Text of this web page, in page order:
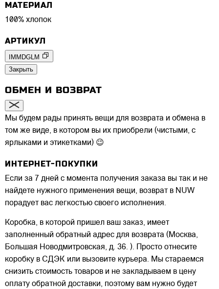
МАТЕРИАЛ
100% хлопок
АРТИКУЛ
IMMDGLM
Закрыть
ОБМЕН И ВОЗВРАТ
Мы будем рады принять вещи для возврата и обмена в
том же виде, в котором вы их приобрели (чистыми, с
ярлыками и этикетками) 😉
ИНТЕРНЕТ-ПОКУПКИ
Если за 7 дней с момента получения заказа вы так и не
найдете нужного применения вещи, возврат в NUW
порадует вас легкостью своего исполнения.
Коробка, в которой пришел ваш заказ, имеет
заполненный обратный адрес для возврата (Москва,
Большая Новодмитровская, д. 36. ). Просто отнесите
коробку в СДЭК или вызовите курьера. Мы стараемся
снизить стоимость товаров и не закладываем в цену
оплату обратной доставки, поэтому вам нужно будет